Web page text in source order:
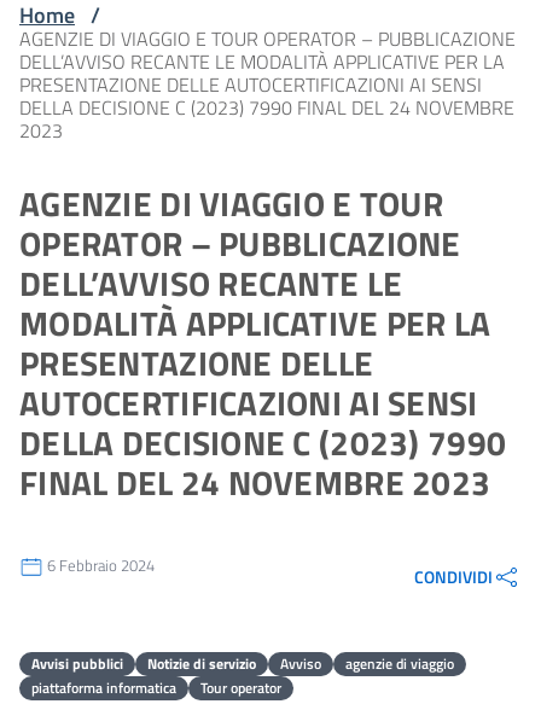
Home /
AGENZIE DI VIAGGIO E TOUR OPERATOR – PUBBLICAZIONE
DELL’AVVISO RECANTE LE MODALITÀ APPLICATIVE PER LA
PRESENTAZIONE DELLE AUTOCERTIFICAZIONI AI SENSI
DELLA DECISIONE C (2023) 7990 FINAL DEL 24 NOVEMBRE
2023
AGENZIE DI VIAGGIO E TOUR
OPERATOR – PUBBLICAZIONE
DELL’AVVISO RECANTE LE
MODALITÀ APPLICATIVE PER LA
PRESENTAZIONE DELLE
AUTOCERTIFICAZIONI AI SENSI
DELLA DECISIONE C (2023) 7990
FINAL DEL 24 NOVEMBRE 2023
6 Febbraio 2024 CONDIVIDI
Avvisi pubblici Notizie di servizio Avviso
agenzie di viaggio
piattaforma informatica
Tour operator